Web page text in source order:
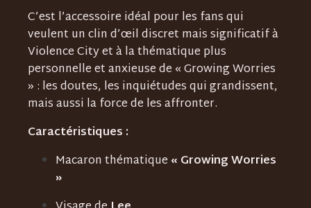
C’est l’accessoire idéal pour les fans qui
veulent un clin d’œil discret mais significatif à
Violence City et à la thématique plus
personnelle et anxieuse de « Growing Worries
» : les doutes, les inquiétudes qui grandissent,
mais aussi la force de les affronter.
Caractéristiques :
Macaron thématique « Growing Worries
»